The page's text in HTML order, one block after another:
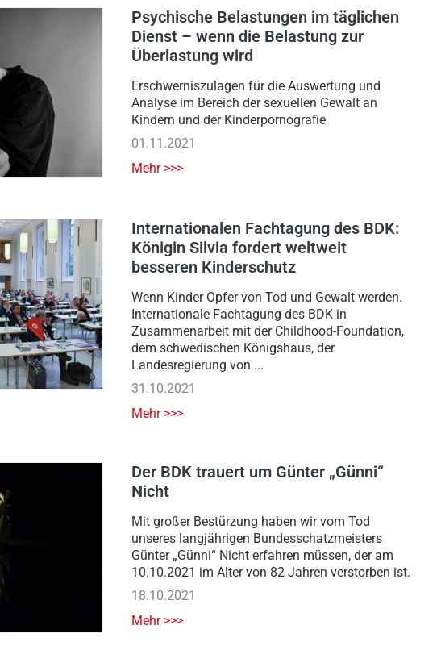
Psychische Belastungen im täglichen
Dienst – wenn die Belastung zur
Überlastung wird
Erschwerniszulagen für die Auswertung und
Analyse im Bereich der sexuellen Gewalt an
Kindern und der Kinderpornografie
01.11.2021
Mehr >>>
Internationalen Fachtagung des BDK:
Königin Silvia fordert weltweit
besseren Kinderschutz
Wenn Kinder Opfer von Tod und Gewalt werden.
Internationale Fachtagung des BDK in
Zusammenarbeit mit der Childhood-Foundation,
dem schwedischen Königshaus, der
Landesregierung von ...
31.10.2021
Mehr >>>
Der BDK trauert um Günter „Günni“
Nicht
Mit großer Bestürzung haben wir vom Tod
unseres langjährigen Bundesschatzmeisters
Günter „Günni“ Nicht erfahren müssen, der am
10.10.2021 im Alter von 82 Jahren verstorben ist.
18.10.2021
Mehr >>>